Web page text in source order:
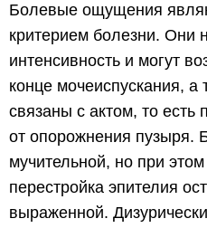
Болевые ощущения
критерием болезни. Они
интенсивность и могут
конце мочеиспускания, а
связаны с актом, то
от опорожнения пузыря.
мучительной, но при
перестройка эпителия
выраженной.